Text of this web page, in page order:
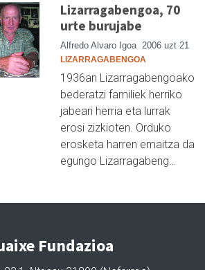
Lizarragabengoa, 70
urte burujabe
Alfredo Alvaro Igoa 2006 uzt 21
LIZARRAGABENGOA
1936an Lizarragabengoako
bederatzi familiek herriko
jabeari herria eta lurrak
erosi zizkioten. Orduko
erosketa harren emaitza da
egungo Lizarragabeng…
Fundazioa